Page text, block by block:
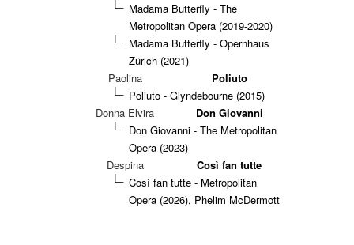
Madama Butterfly - The
Metropolitan Opera (2019-2020)
Madama Butterfly - Opernhaus
Zürich (2021)
Paolina
Poliuto
Poliuto - Glyndebourne (2015)
Donna Elvira
Don Giovanni
Don Giovanni - The Metropolitan
Opera (2023)
Despina
Così fan tutte
Così fan tutte - Metropolitan
Opera (2026), Phelim McDermott